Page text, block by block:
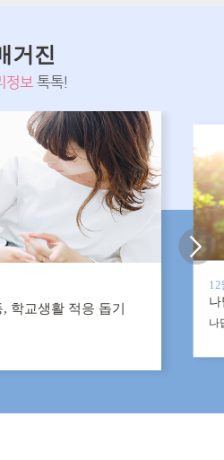
거진
정보 톡톡!
학교생활 적응 돕기
12
나
나